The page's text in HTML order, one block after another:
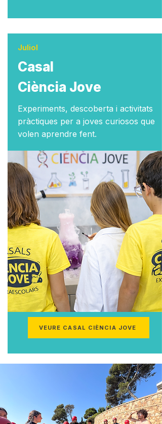
Juliol
Casal
Ciència Jove
Experiments, descoberta i activitats
pràctiques per a joves curiosos que
volen aprendre fent.
VEURE CASAL CIÈNCIA JOVE